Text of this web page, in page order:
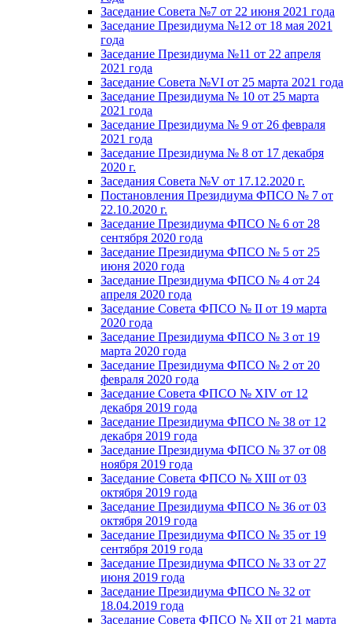
Заседание Совета №7 от 22 июня 2021 года
Заседание Президиума №12 от 18 мая 2021
года
Заседание Президиума №11 от 22 апреля
2021 года
Заседание Совета №VI от 25 марта 2021 года
Заседание Президиума № 10 от 25 марта
2021 года
Заседание Президиума № 9 от 26 февраля
2021 года
Заседание Президиума № 8 от 17 декабря
2020 г.
Заседания Совета №V от 17.12.2020 г.
Постановления Президиума ФПСО № 7 от
22.10.2020 г.
Заседание Президиума ФПСО № 6 от 28
сентября 2020 года
Заседание Президиума ФПСО № 5 от 25
июня 2020 года
Заседание Президиума ФПСО № 4 от 24
апреля 2020 года
Заседание Совета ФПСО № II от 19 марта
2020 года
Заседание Президиума ФПСО № 3 от 19
марта 2020 года
Заседание Президиума ФПСО № 2 от 20
февраля 2020 года
Заседание Совета ФПСО № XIV от 12
декабря 2019 года
Заседание Президиума ФПСО № 38 от 12
декабря 2019 года
Заседание Президиума ФПСО № 37 от 08
ноября 2019 года
Заседание Совета ФПСО № XIII от 03
октября 2019 года
Заседание Президиума ФПСО № 36 от 03
октября 2019 года
Заседание Президиума ФПСО № 35 от 19
сентября 2019 года
Заседание Президиума ФПСО № 33 от 27
июня 2019 года
Заседание Президиума ФПСО № 32 от
18.04.2019 года
Заседание Совета ФПСО № XII от 21 марта